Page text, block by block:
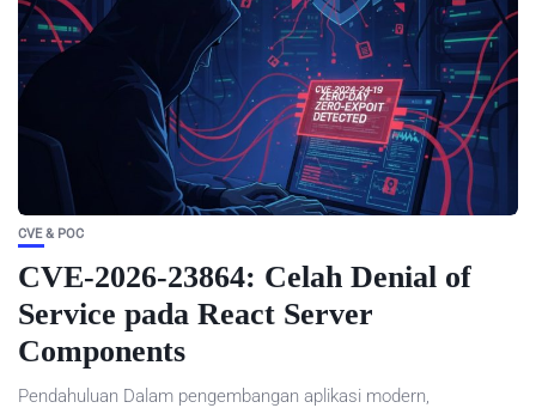
CVE & POC
CVE-2026-23864: Celah Denial of
Service pada React Server
Components
Pendahuluan Dalam pengembangan aplikasi modern,